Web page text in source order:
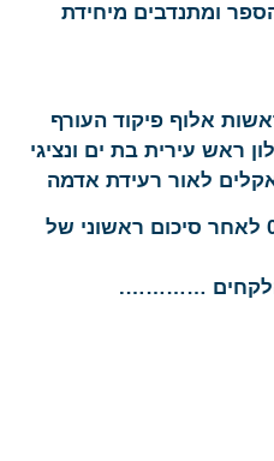
ומתנדבים מיחידת
בראשות אלוף פיקוד העורף
ראש עירית בת ים ונציגי
אקלים לאור רעידת אדמה
התרגיל הסתיים בשעה 06:00 לאחר סיכום ראשוני של
הלקחים ………….